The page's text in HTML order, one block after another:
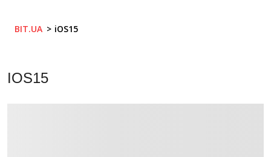
BIT.UA iOS15
IOS15